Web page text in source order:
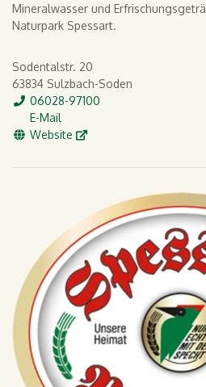
Mineralwasser und
Naturpark Spessart.
Sodentalstr. 20
63834 Sulzbach-Soden
Tel.
06028-97100
E-Mail
E-Mail
WWW
Website